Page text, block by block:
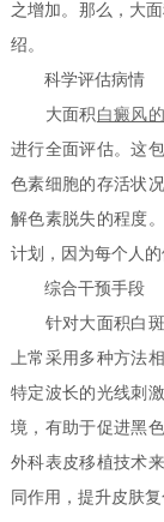
之增加。那么，大
绍。
科学评估病情
大面积 白癜风
进行全面评估。这
色素细胞的存活状
解色素脱失的程度
计划，因为每个人
综合干预手段
针对大面积白斑
上常采用多种方法
特定波长的光线刺
境，有助于促进黑
外科表皮移植技术
同作用，提升皮肤复